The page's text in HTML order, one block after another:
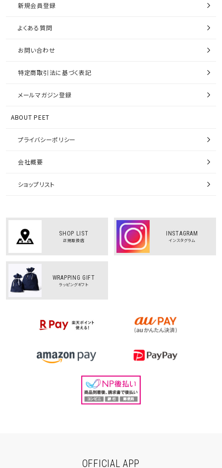
新規会員登録
よくある質問
お問い合わせ
特定商取引法に基づく表記
メールマガジン登録
ABOUT PEET
プライバシーポリシー
会社概要
ショップリスト
SHOP LIST
正規取扱店
INSTAGRAM
インスタグラム
WRAPPING GIFT
ラッピングギフト
OFFICIAL APP